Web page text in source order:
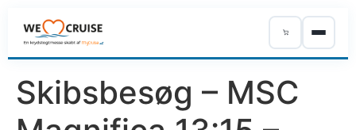
ÅRETS PROGRAM
UDSTILLERE
Skibsbesøg – MSC